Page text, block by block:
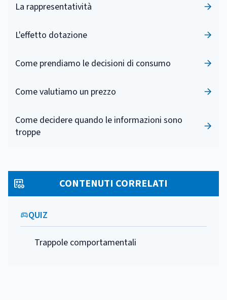
La rappresentatività
L'effetto dotazione
Come prendiamo le decisioni di consumo
Come valutiamo un prezzo
Come decidere quando le informazioni sono
troppe
CONTENUTI CORRELATI
QUIZ
Trappole comportamentali